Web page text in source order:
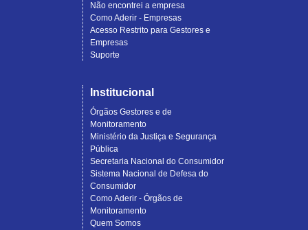
Não encontrei a empresa
Como Aderir - Empresas
Acesso Restrito para Gestores e
Empresas
Suporte
Institucional
Órgãos Gestores e de
Monitoramento
Ministério da Justiça e Segurança
Pública
Secretaria Nacional do Consumidor
Sistema Nacional de Defesa do
Consumidor
Como Aderir - Órgãos de
Monitoramento
Quem Somos